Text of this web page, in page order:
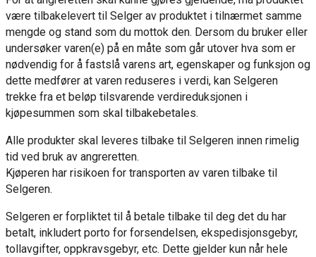
være tilbakelevert til Selger av produktet i tilnærmet samme
mengde og stand som du mottok den. Dersom du bruker eller
undersøker varen(e) på en måte som går utover hva som er
nødvendig for å fastslå varens art, egenskaper og funksjon og
dette medfører at varen reduseres i verdi, kan Selgeren
trekke fra et beløp tilsvarende verdireduksjonen i
kjøpesummen som skal tilbakebetales.
Alle produkter skal leveres tilbake til Selgeren innen rimelig
tid ved bruk av angreretten.
Kjøperen har risikoen for transporten av varen tilbake til
Selgeren.
Selgeren er forpliktet til å betale tilbake til deg det du har
betalt, inkludert porto for forsendelsen, ekspedisjonsgebyr,
tollavgifter, oppkravsgebyr, etc. Dette gjelder kun når hele